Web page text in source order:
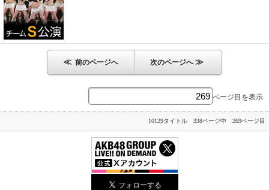
≪ 前のページへ 次のページへ≫
ページ目を表示
10129タイトル 338ページ中 269ページ目